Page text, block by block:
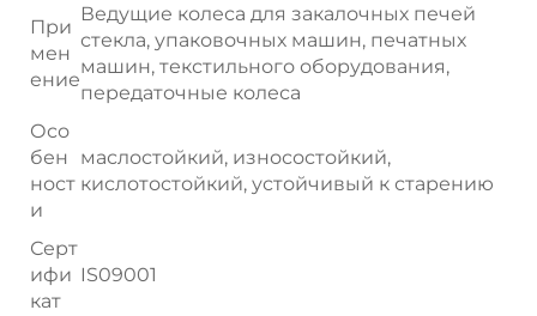
При
мен
ение
Ведущие колеса для закалочных печей
стекла, упаковочных машин, печатных
машин, текстильного оборудования,
передаточные колеса
Осо
бен
ност
и
маслостойкий, износостойкий,
кислотостойкий, устойчивый к старению
Серт
ифи
кат
IS09001